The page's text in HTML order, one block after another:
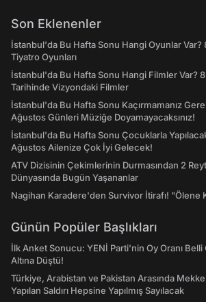
Son Eklenenler
İstanbul'da Bu Hafta Sonu Hangi Oyunlar
Tiyatro Oyunları
İstanbul'da Bu Hafta Sonu Hangi Filmler Var?
Tarihinde Vizyondaki Filmler
İstanbul'da Bu Hafta Sonu Kaçırmamanız
Ağustos Günleri Müziğe Doyamayacaksınız!
İstanbul'da Bu Hafta Sonu Çocuklarla
Ağustos Ailenize Çok İyi Gelecek!
ATV Dizisinin Çekimlerinin Durmasından 2
Dünyasında Bugün Yaşananlar
Nagihan Karadere'den Survivor İtirafı! "Ölene
Günün Popüler Başlıkları
İlk Anket Sonucu: YENİ Parti'nin Oy Oranı Belli
Altına Düştü!
Türkiye, Arabistan ve Pakistan Arasında
Yapılan Saldırı Hepsine Yapılmış Sayılacak